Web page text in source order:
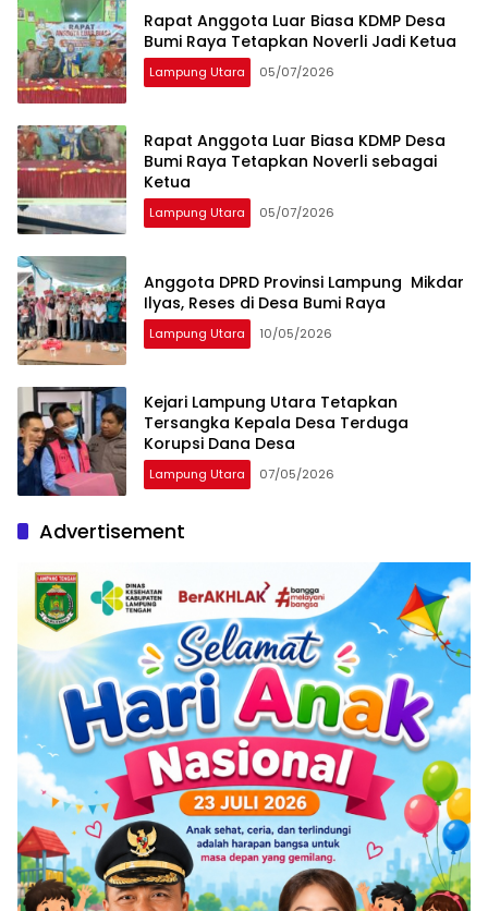
Rapat Anggota Luar Biasa KDMP Desa
Bumi Raya Tetapkan Noverli Jadi Ketua
Lampung Utara 05/07/2026
Rapat Anggota Luar Biasa KDMP Desa
Bumi Raya Tetapkan Noverli sebagai
Ketua
Lampung Utara 05/07/2026
Anggota DPRD Provinsi Lampung Mikdar
Ilyas, Reses di Desa Bumi Raya
Lampung Utara 10/05/2026
‎Kejari Lampung Utara Tetapkan
Tersangka Kepala Desa Terduga
Korupsi Dana Desa
Lampung Utara 07/05/2026
Advertisement